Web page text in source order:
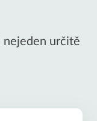
určitě